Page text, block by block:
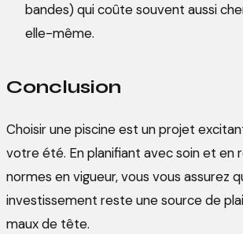
bandes) qui coûte souvent aussi
elle-même.
Conclusion
Choisir une piscine est un projet
votre été. En planifiant avec soin et en
normes en vigueur, vous vous assurez
investissement reste une source de
maux de tête.